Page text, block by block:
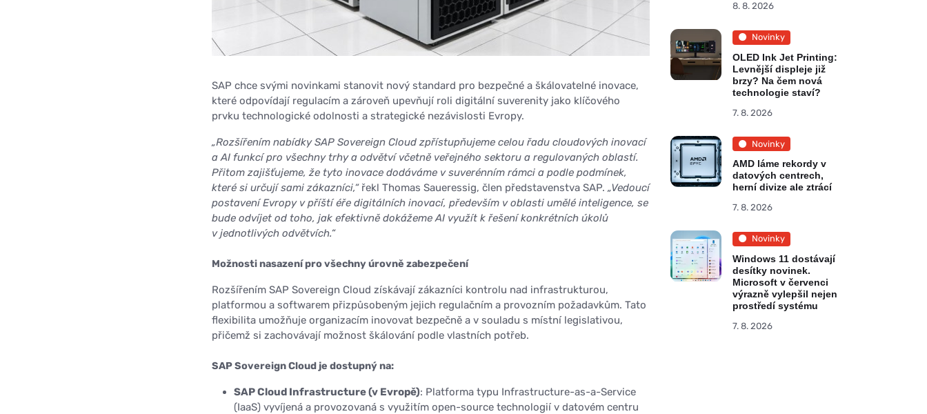
SAP chce svými novinkami stanovit nový standard pro bezpečné a škálovatelné inovace,
které odpovídají regulacím a zároveň upevňují roli digitální suverenity jako klíčového
prvku technologické odolnosti a strategické nezávislosti Evropy.
„Rozšířením nabídky SAP Sovereign Cloud zpřístupňujeme celou řadu cloudových inovací
a AI funkcí pro všechny trhy a odvětví včetně veřejného sektoru a regulovaných oblastí.
Přitom zajišťujeme, že tyto inovace dodáváme v suverénním rámci a podle podmínek,
které si určují sami zákazníci,“řekl Thomas Saueressig, člen představenstva SAP. „Vedoucí
postavení Evropy v příští éře digitálních inovací, především v oblasti umělé inteligence, se
bude odvíjet od toho, jak efektivně dokážeme AI využít k řešení konkrétních úkolů
v jednotlivých odvětvích.“
Možnosti nasazení pro všechny úrovně zabezpečení
Rozšířením SAP Sovereign Cloud získávají zákazníci kontrolu nad infrastrukturou,
platformou a softwarem přizpůsobeným jejich regulačním a provozním požadavkům. Tato
flexibilita umožňuje organizacím inovovat bezpečně a v souladu s místní legislativou,
přičemž si zachovávají možnost škálování podle vlastních potřeb.
SAP Sovereign Cloud je dostupný na:
SAP Cloud Infrastructure (v Evropě): Platforma typu Infrastructure-as-a-Service
(IaaS) vyvíjená a provozovaná s využitím open-source technologií v datovém centru
8. 8. 2026
Novinky
OLED Ink Jet Printing:
Levnější displeje již
brzy? Na čem nová
technologie staví?
7. 8. 2026
Novinky
AMD láme rekordy v
datových centrech,
herní divize ale ztrácí
7. 8. 2026
Novinky
Windows 11 dostávají
desítky novinek.
Microsoft v červenci
výrazně vylepšil nejen
prostředí systému
7. 8. 2026